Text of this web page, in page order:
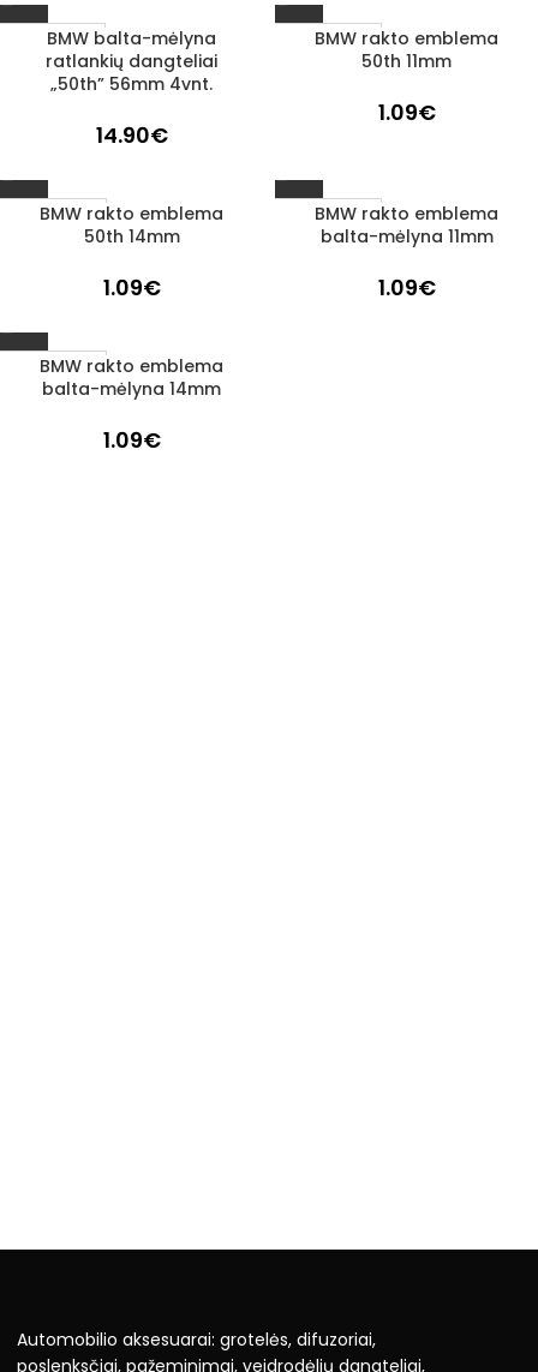
1–3 D. D.
BMW balta-mėlyna
ratlankių dangteliai
„50th” 56mm 4vnt.
14.90€
IŠPARDUOTA
BMW rakto emblema
50th 11mm
1.09€
IŠPARDUOTA
BMW rakto emblema
50th 14mm
1.09€
IŠPARDUOTA
BMW rakto emblema
balta-mėlyna 11mm
1.09€
IŠPARDUOTA
BMW rakto emblema
balta-mėlyna 14mm
1.09€
Automobilio aksesuarai: grotelės, difuzoriai,
poslenksčiai, pažeminimai, veidrodėlių dangteliai,